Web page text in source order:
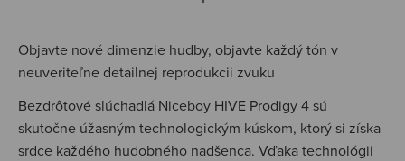
Objavte nové dimenzie hudby, objavte každý tón v
neuveriteľne detailnej reprodukcii zvuku
Bezdrôtové slúchadlá Niceboy HIVE Prodigy 4 sú
skutočne úžasným technologickým kúskom, ktorý si získa
srdce každého hudobného nadšenca. Vďaka technológii